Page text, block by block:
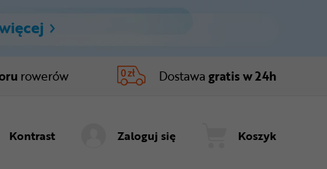
rowerów Dostawa gratis w 24h
Kontrast Zaloguj się Koszyk